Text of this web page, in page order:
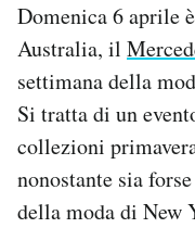
SHOP
CALENDARIO
AREA PERSONALE
Domenica 6 aprile
Australia, il
settimana della
Si tratta di un
collezioni
nonostante sia
della moda di New